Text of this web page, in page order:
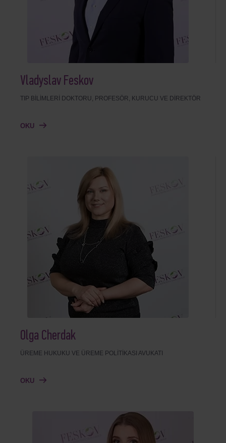
Vladyslav Feskov
TIP BILIMLERI DOKTORU, PROFESÖR, KURUCU VE DIREKTÖR
OKU
Olga Cherdak
ÜREME HUKUKU VE ÜREME POLITIKASI AVUKATI
OKU